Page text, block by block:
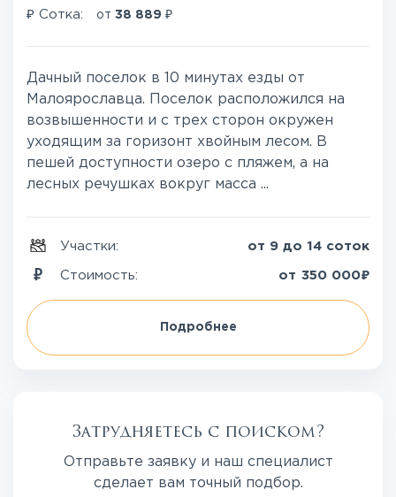
₽ Сотка: от 38 889 ₽
Дачный поселок в 10 минутах езды от
Малоярославца. Поселок расположился на
возвышенности и с трех сторон окружен
уходящим за горизонт хвойным лесом. В
пешей доступности озеро с пляжем, а на
лесных речушках вокруг масса ...
Участки: от 9 до 14 соток
Стоимость: от 350 000₽
Подробнее
Затрудняетесь с поиском?
Отправьте заявку и наш специалист
сделает вам точный подбор.